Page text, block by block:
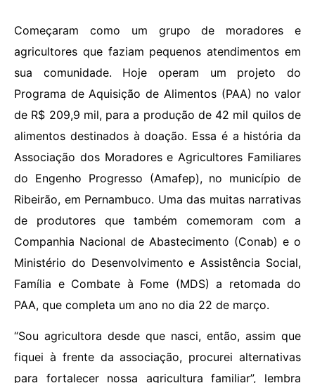
Começaram como um grupo de moradores e
agricultores que faziam pequenos atendimentos em
sua comunidade. Hoje operam um projeto do
Programa de Aquisição de Alimentos (PAA) no valor
de R$ 209,9 mil, para a produção de 42 mil quilos de
alimentos destinados à doação. Essa é a história da
Associação dos Moradores e Agricultores Familiares
do Engenho Progresso (Amafep), no município de
Ribeirão, em Pernambuco. Uma das muitas narrativas
de produtores que também comemoram com a
Companhia Nacional de Abastecimento (Conab) e o
Ministério do Desenvolvimento e Assistência Social,
Família e Combate à Fome (MDS) a retomada do
PAA, que completa um ano no dia 22 de março.
“Sou agricultora desde que nasci, então, assim que
fiquei à frente da associação, procurei alternativas
para fortalecer nossa agricultura familiar”, lembra